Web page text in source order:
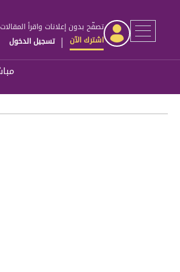
تصفّح بدون إعلانات واقرأ
اشترك الآن | تسجيل الدخول